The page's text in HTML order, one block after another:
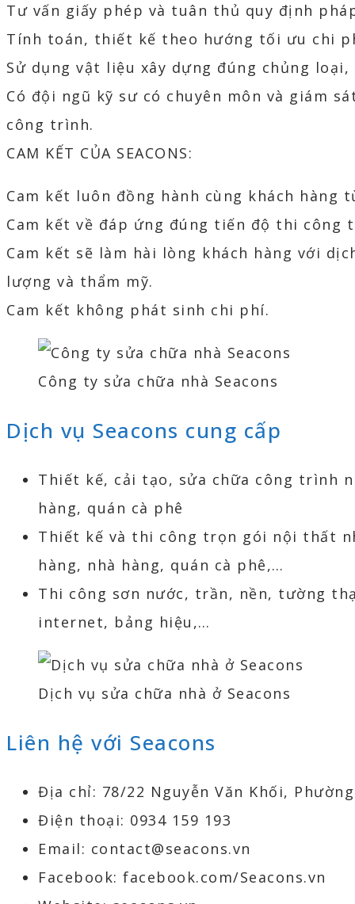
Tư vấn giấy phép và tuân thủ quy định
Tính toán, thiết kế theo hướng tối ưu chi
Sử dụng vật liệu xây dựng đúng chủng
Có đội ngũ kỹ sư có chuyên môn và giám
công trình.
CAM KẾT CỦA SEACONS:
Cam kết luôn đồng hành cùng khách
Cam kết về đáp ứng đúng tiến độ thi
Cam kết sẽ làm hài lòng khách hàng với
lượng và thẩm mỹ.
Cam kết không phát sinh chi phí.
Công ty sửa chữa nhà Seacons
Dịch vụ Seacons cung cấp
Thiết kế, cải tạo, sửa chữa công trình
hàng, quán cà phê
Thiết kế và thi công trọn gói nội thất
hàng, nhà hàng, quán cà phê,…
Thi công sơn nước, trần, nền, tường
internet, bảng hiệu,…
Dịch vụ sửa chữa nhà ở Seacons
Liên hệ với Seacons
Địa chỉ: 78/22 Nguyễn Văn Khối,
Điện thoại: 0934 159 193
Email: contact@seacons.vn
Facebook: facebook.com/Seacons.vn